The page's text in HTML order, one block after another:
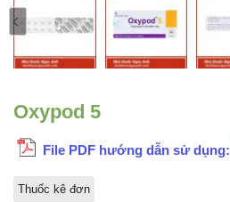
Oxypod 5
File PDF hướng dẫn sử dụng:
Thuốc kê đơn